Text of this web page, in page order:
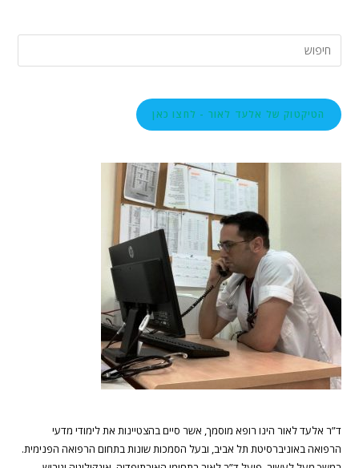
הטיקטוק של אלעד לאור - לחצו כאן
ד”ר אלעד לאור הינו רופא מוסמך, אשר סיים בהצטיינות את לימודי מדעי
הרפואה באוניברסיטת תל אביב, ובעל הסמכות שונות בתחום הרפואה הפנימית.